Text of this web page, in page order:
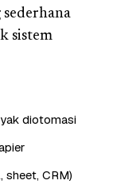
sistem
diotomasi
sheet, CRM)